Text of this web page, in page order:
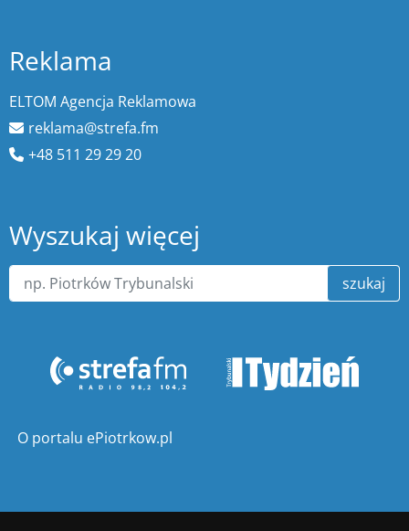
Reklama
ELTOM Agencja Reklamowa
reklama@strefa.fm
+48 511 29 29 20
Wyszukaj więcej
szukaj
O portalu ePiotrkow.pl